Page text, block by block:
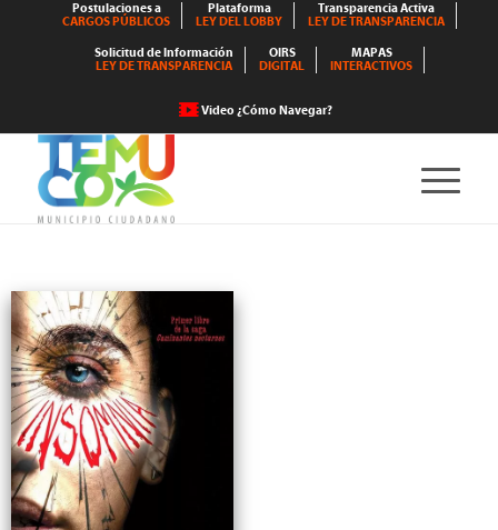
Postulaciones a
CARGOS PÚBLICOS
Plataforma
LEY DEL LOBBY
Transparencia Activa
LEY DE TRANSPARENCIA
Solicitud de Información
LEY DE TRANSPARENCIA
OIRS
DIGITAL
MAPAS
INTERACTIVOS
Video ¿Cómo Navegar?